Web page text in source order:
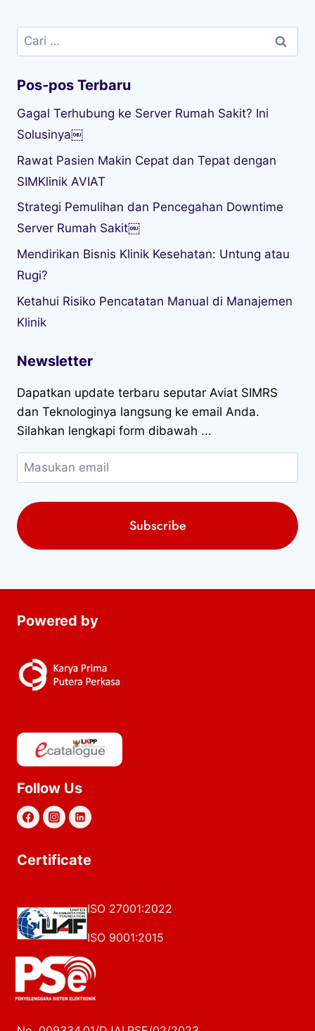
Cari
untuk:
Pos-pos Terbaru
Gagal Terhubung ke Server Rumah Sakit? Ini
Solusinya￼
Rawat Pasien Makin Cepat dan Tepat dengan
SIMKlinik AVIAT
Strategi Pemulihan dan Pencegahan Downtime
Server Rumah Sakit￼
Mendirikan Bisnis Klinik Kesehatan: Untung atau
Rugi?
Ketahui Risiko Pencatatan Manual di Manajemen
Klinik
Newsletter
Dapatkan update terbaru seputar Aviat SIMRS
dan Teknologinya langsung ke email Anda.
Silahkan lengkapi form dibawah ...
Powered by
Follow Us
Certificate
ISO 27001:2022
ISO 9001:2015